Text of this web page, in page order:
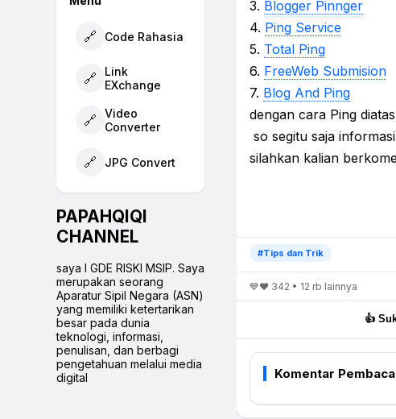
🔗 Code Rahasia
🔗
Link
EXchange
🔗
Video
Converter
🔗 JPG Convert
PAPAHQIQI
CHANNEL
saya I GDE RISKI MSIP. Saya
merupakan seorang
Aparatur Sipil Negara (ASN)
yang memiliki ketertarikan
besar pada dunia
teknologi, informasi,
penulisan, dan berbagi
pengetahuan melalui media
digital
3. Blogger Pinnger
4. Ping Service
5. Total Ping
6. FreeWeb Submision
7. Blog And Ping
dengan cara Ping
so segitu saja
silahkan kalian
#Tips dan Trik
💙❤️ 342 • 12 rb lainnya
👍
Komentar Pembaca